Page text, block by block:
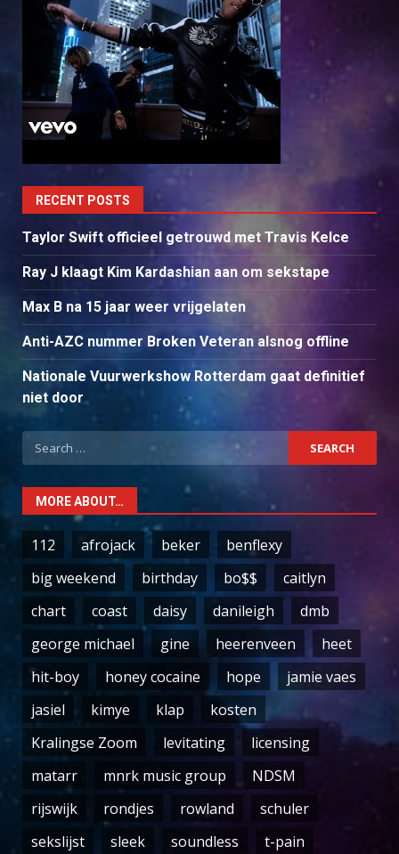
RECENT POSTS
Taylor Swift officieel getrouwd met Travis Kelce
Ray J klaagt Kim Kardashian aan om sekstape
Max B na 15 jaar weer vrijgelaten
Anti-AZC nummer Broken Veteran alsnog offline
Nationale Vuurwerkshow Rotterdam gaat definitief
niet door
Search
for:
MORE ABOUT…
112 afrojack beker
benflexy
big weekend
birthday bo$$
caitlyn
chart
coast daisy danileigh
dmb
george michael
gine heerenveen
heet
hit-boy
honey cocaine hope
jamie vaes
jasiel
kimye klap
kosten
Kralingse Zoom
levitating
licensing
matarr
mnrk music group
NDSM
rijswijk
rondjes rowland
schuler
sekslijst
sleek soundless t-pain